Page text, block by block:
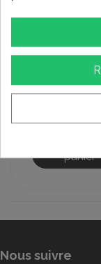
JANTES ET
ENJOLIVEUR
RIM
panier
Nous suivre